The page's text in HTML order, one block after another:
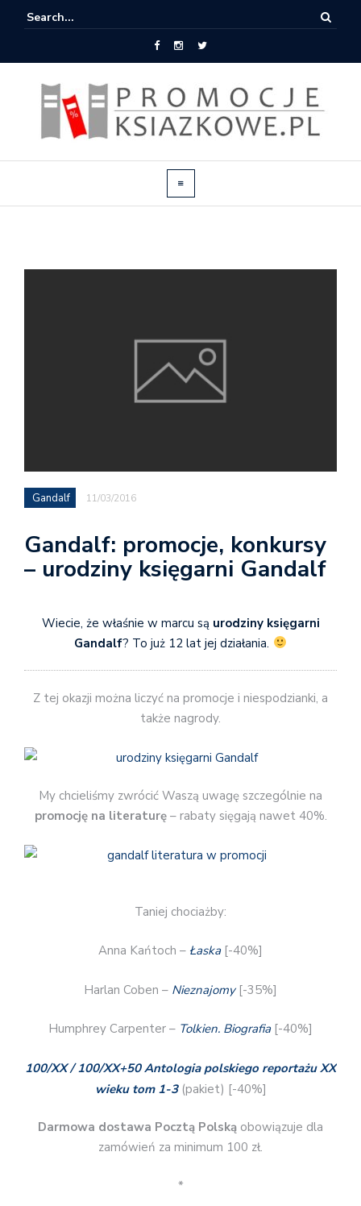
Gandalf 11/03/2016
Gandalf: promocje, konkursy
– urodziny księgarni Gandalf
Wiecie, że właśnie w marcu są urodziny księgarni
Gandalf? To już 12 lat jej działania.
Z tej okazji można liczyć na promocje i niespodzianki, a
także nagrody.
My chcieliśmy zwrócić Waszą uwagę szczególnie na
promocję na literaturę– rabaty sięgają nawet 40%.
Taniej chociażby:
Anna Kańtoch – Łaska[-40%]
Harlan Coben – Nieznajomy[-35%]
Humphrey Carpenter – Tolkien. Biografia[-40%]
100/XX / 100/XX+50 Antologia polskiego reportażu XX
wieku tom 1-3(pakiet) [-40%]
Darmowa dostawa Pocztą Polską obowiązuje dla
zamówień za minimum 100 zł.
*